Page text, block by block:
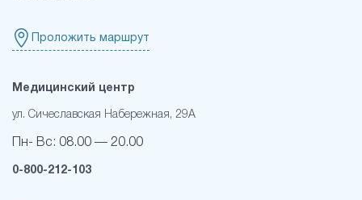
Проложить маршрут
Медицинский центр
ул. Сичеславская Набережная, 29А
Пн- Вс: 08.00 — 20.00
0-800-212-103